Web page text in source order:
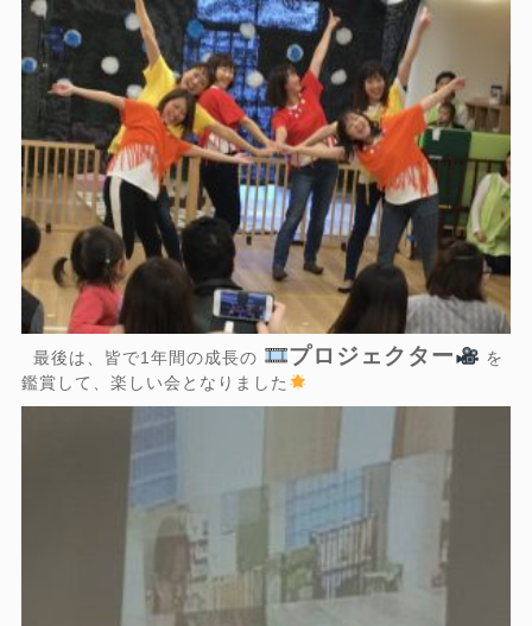
最後は、皆で1年間の成長の プロジェクター
を
鑑賞して、楽しい会となりました